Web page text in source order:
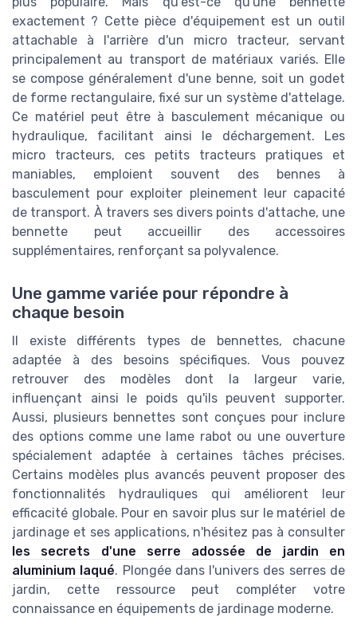
exactement ? Cette pièce d'équipement est un outil
attachable à l'arrière d'un micro tracteur, servant
principalement au transport de matériaux variés. Elle
se compose généralement d'une benne, soit un godet
de forme rectangulaire, fixé sur un système d'attelage.
Ce matériel peut être à basculement mécanique ou
hydraulique, facilitant ainsi le déchargement. Les
micro tracteurs, ces petits tracteurs pratiques et
maniables, emploient souvent des bennes à
basculement pour exploiter pleinement leur capacité
de transport. À travers ses divers points d'attache, une
bennette peut accueillir des accessoires
supplémentaires, renforçant sa polyvalence.
Une gamme variée pour répondre à
chaque besoin
Il existe différents types de bennettes, chacune
adaptée à des besoins spécifiques. Vous pouvez
retrouver des modèles dont la largeur varie,
influençant ainsi le poids qu'ils peuvent supporter.
Aussi, plusieurs bennettes sont conçues pour inclure
des options comme une lame rabot ou une ouverture
spécialement adaptée à certaines tâches précises.
Certains modèles plus avancés peuvent proposer des
fonctionnalités hydrauliques qui améliorent leur
efficacité globale. Pour en savoir plus sur le matériel de
jardinage et ses applications, n'hésitez pas à consulter
les secrets d'une serre adossée de jardin en
aluminium laqué. Plongée dans l'univers des serres de
jardin, cette ressource peut compléter votre
connaissance en équipements de jardinage moderne.